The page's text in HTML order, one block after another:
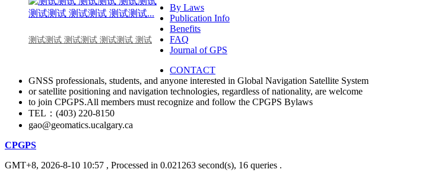
测试测试 测试测试 测试测试 测试
By Laws
Publication Info
Benefits
FAQ
Journal of GPS
CONTACT
GNSS professionals, students, and anyone interested in Global Navigation Satellite System
or satellite positioning and navigation technologies, regardless of nationality, are welcome
to join CPGPS.All members must recognize and follow the CPGPS Bylaws
TEL：(403) 220-8150
gao@geomatics.ucalgary.ca
CPGPS
GMT+8, 2026-8-10 10:57 , Processed in 0.021263 second(s), 16 queries .